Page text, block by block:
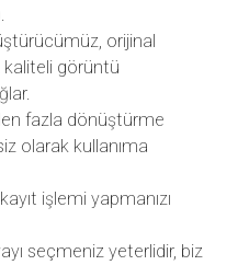
orijinal
görüntü
fazla dönüştürme
olarak kullanıma
işlemi yapmanızı
seçmeniz yeterlidir, biz